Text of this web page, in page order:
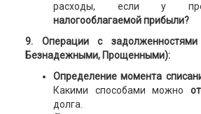
расходы, если у
налогооблагаемой прибыли?
9. Операции с задолженностями
Безнадежными, Прощенными):
Определение момента
Какими способами можно
долга.